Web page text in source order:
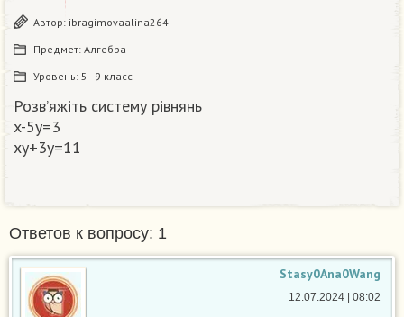
Автор: ibragimovaalina264
Предмет: Алгебра
Уровень: 5 - 9 класс
Розв’яжіть систему рівнянь
x-5y=3
xy+3y=11
Ответов к вопросу: 1
Stasy0Ana0Wang
12.07.2024 | 08:02